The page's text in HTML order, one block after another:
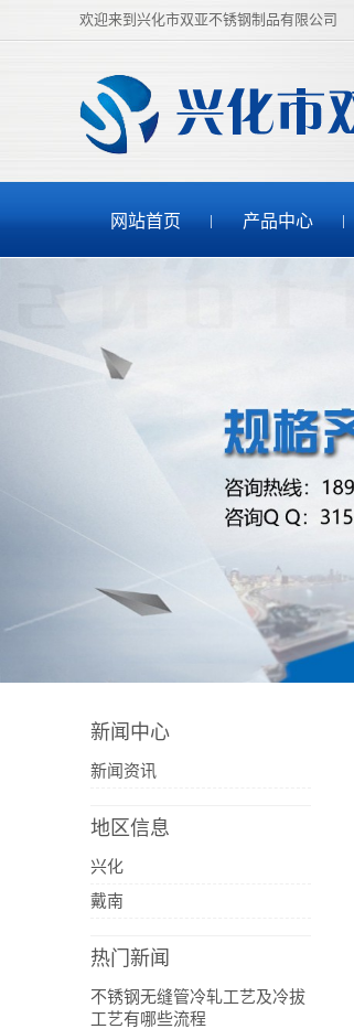
欢迎来到兴化市双亚不锈钢制品有限公司
网站首页 产品中心
新闻中心
新闻资讯
地区信息
兴化
戴南
热门新闻
不锈钢无缝管冷轧工艺及冷拔
工艺有哪些流程